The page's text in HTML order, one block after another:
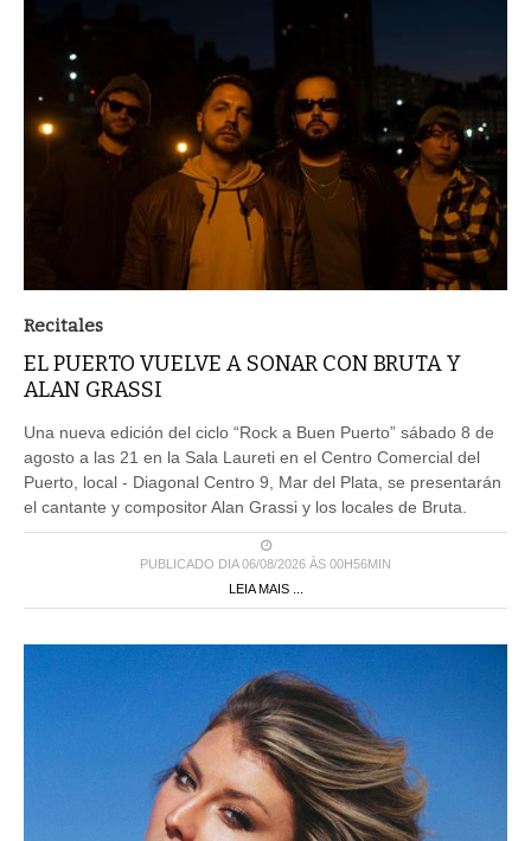
Recitales
EL PUERTO VUELVE A SONAR CON BRUTA Y
ALAN GRASSI
Una nueva edición del ciclo “Rock a Buen Puerto” sábado 8 de
agosto a las 21 en la Sala Laureti en el Centro Comercial del
Puerto, local - Diagonal Centro 9, Mar del Plata, se presentarán
el cantante y compositor Alan Grassi y los locales de Bruta.
PUBLICADO DIA 06/08/2026 ÀS 00H56MIN
LEIA MAIS ...